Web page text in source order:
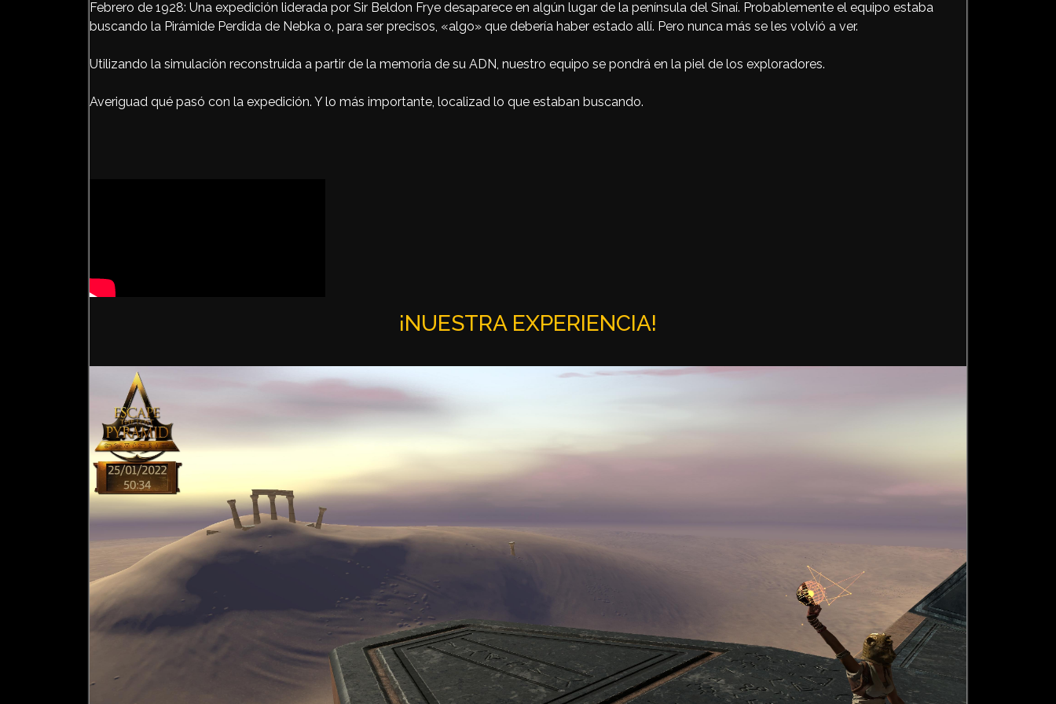
Febrero de 1928: Una expedición liderada por Sir Beldon Frye desaparece en algún lugar de la península del Sinaí. Probablemente el equipo estaba
buscando la Pirámide Perdida de Nebka o, para ser precisos, «algo» que debería haber estado allí. Pero nunca más se les volvió a ver.
Utilizando la simulación reconstruida a partir de la memoria de su ADN, nuestro equipo se pondrá en la piel de los exploradores.
Averiguad qué pasó con la expedición. Y lo más importante, localizad lo que estaban buscando.
¡NUESTRA EXPERIENCIA!